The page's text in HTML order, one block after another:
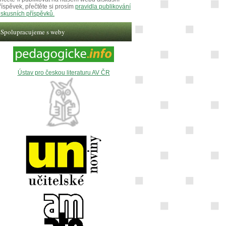
přečtěte si prosím pravidla publikování
příspěvků.
Spolupracujeme s weby
Ústav pro českou literaturu AV ČR